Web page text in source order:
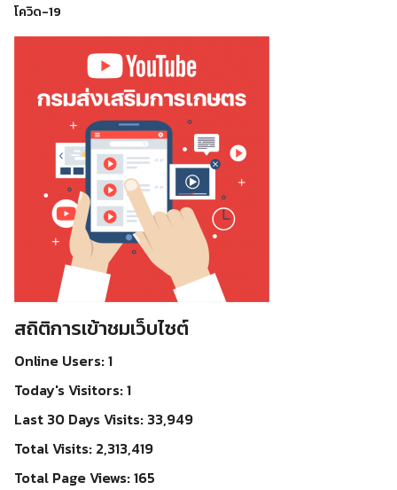
โควิด-19
สถิติการเข้าชมเว็บไซต์
Online Users:1
Today's Visitors:1
Last 30 Days Visits: 33,949
Total Visits: 2,313,419
Total Page Views:165